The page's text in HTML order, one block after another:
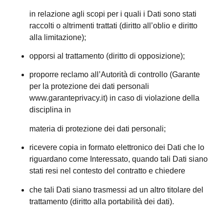
in relazione agli scopi per i quali i Dati sono stati
raccolti o altrimenti trattati (diritto all’oblio e diritto
alla limitazione);
opporsi al trattamento (diritto di opposizione);
proporre reclamo all’Autorità di controllo (Garante
per la protezione dei dati personali
www.garanteprivacy.it) in caso di violazione della
disciplina in
materia di protezione dei dati personali;
ricevere copia in formato elettronico dei Dati che lo
riguardano come Interessato, quando tali Dati siano
stati resi nel contesto del contratto e chiedere
che tali Dati siano trasmessi ad un altro titolare del
trattamento (diritto alla portabilità dei dati).